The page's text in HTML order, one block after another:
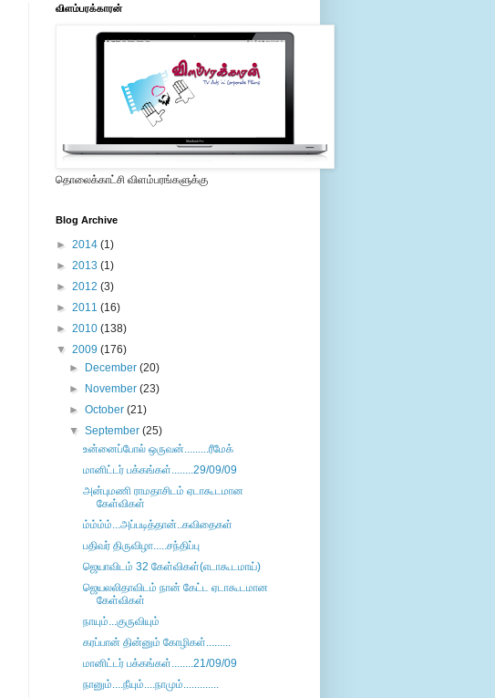
விளம்பரக்காரன்
தொலைக்காட்சி விளம்பரங்களுக்கு
Blog Archive
► 2014 (1)
► 2013 (1)
► 2012 (3)
► 2011 (16)
► 2010 (138)
▼ 2009 (176)
►
December(20)
►
November(23)
►October(21)
▼September(25)
உன்னைப்போல் ஒருவன்.........ரீமேக்
மானிட்டர் பக்கங்கள்........29/09/09
அன்புமணி ராமதாசிடம் ஏடாகூடமான
கேள்விகள்
ம்ம்ம்ம்...அப்படித்தான்..கவிதைகள்
பதிவர் திருவிழா.....சந்திப்பு
ஜெயாவிடம் 32 கேள்விகள்(எடாகூடமாய்)
ஜெயலலிதாவிடம் நான் கேட்ட ஏடாகூடமான
கேள்விகள்
நாயும்...குருவியும்
கரப்பான் தின்னும் கோழிகள்.........
மானிட்டர் பக்கங்கள்........21/09/09
நானும்....நீயும்....நாமும்.............